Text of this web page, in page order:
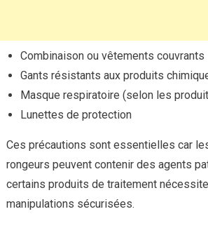
Combinaison ou vêtements couvrants
Gants résistants aux produits
Masque respiratoire (selon les
Lunettes de protection
Ces précautions sont essentielles car
rongeurs peuvent contenir des agents
certains produits de traitement
manipulations sécurisées.